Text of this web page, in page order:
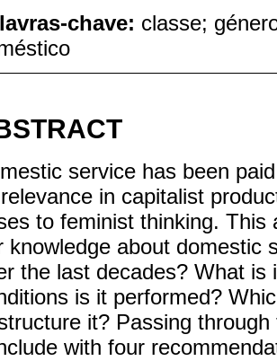
chave: classe;
service has been
in capitalist
to feminist thinking.
knowledge about domestic
the last decades? What
is it performed?
it? Passing
with four